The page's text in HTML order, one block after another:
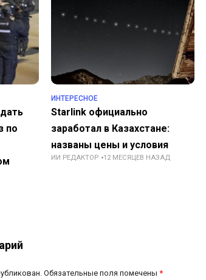
по
ИНТЕРЕСНОЕ
Starlink официально
заработал в Казахстане:
названы цены и условия
ИИ РЕДАКТОР 12 МЕСЯЦЕВ НАЗАД
Обязательные поля помечены *